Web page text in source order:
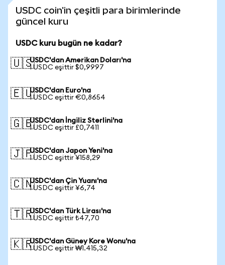
USDC coin'in çeşitli para birimlerinde
güncel kuru
USDC kuru bugün ne kadar?
🇺🇸USDC'dan Amerikan Doları'na
1 USDC eşittir $0,9997
🇪🇺USDC'dan Euro'na
1 USDC eşittir €0,8654
🇬🇧USDC'dan İngiliz Sterlini'na
1 USDC eşittir £0,7411
🇯🇵USDC'dan Japon Yeni'na
1 USDC eşittir ¥158,29
🇨🇳USDC'dan Çin Yuanı'na
1 USDC eşittir ¥6,74
🇹🇷USDC'dan Türk Lirası'na
1 USDC eşittir ₺47,70
🇰🇷USDC'dan Güney Kore Wonu'na
1 USDC eşittir ₩1.415,32